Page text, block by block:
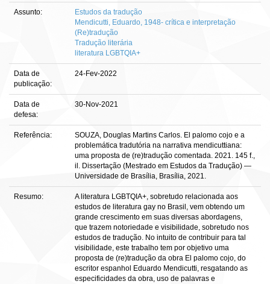
Assunto:
Estudos da tradução
Mendicutti, Eduardo, 1948- crítica e interpretação
(Re)tradução
Tradução literária
literatura LGBTQIA+
Data de
publicação:
24-Fev-2022
Data de
defesa:
30-Nov-2021
Referência:
SOUZA, Douglas Martins Carlos. El palomo cojo e a
problemática tradutória na narrativa mendicuttiana:
uma proposta de (re)tradução comentada. 2021. 145 f.,
il. Dissertação (Mestrado em Estudos da Tradução) —
Universidade de Brasília, Brasília, 2021.
Resumo:
A literatura LGBTQIA+, sobretudo relacionada aos
estudos de literatura gay no Brasil, vem obtendo um
grande crescimento em suas diversas abordagens,
que trazem notoriedade e visibilidade, sobretudo nos
estudos de tradução. No intuito de contribuir para tal
visibilidade, este trabalho tem por objetivo uma
proposta de (re)tradução da obra El palomo cojo, do
escritor espanhol Eduardo Mendicutti, resgatando as
especificidades da obra, uso de palavras e